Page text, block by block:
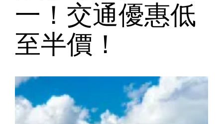
一！交通優惠低
至半價！